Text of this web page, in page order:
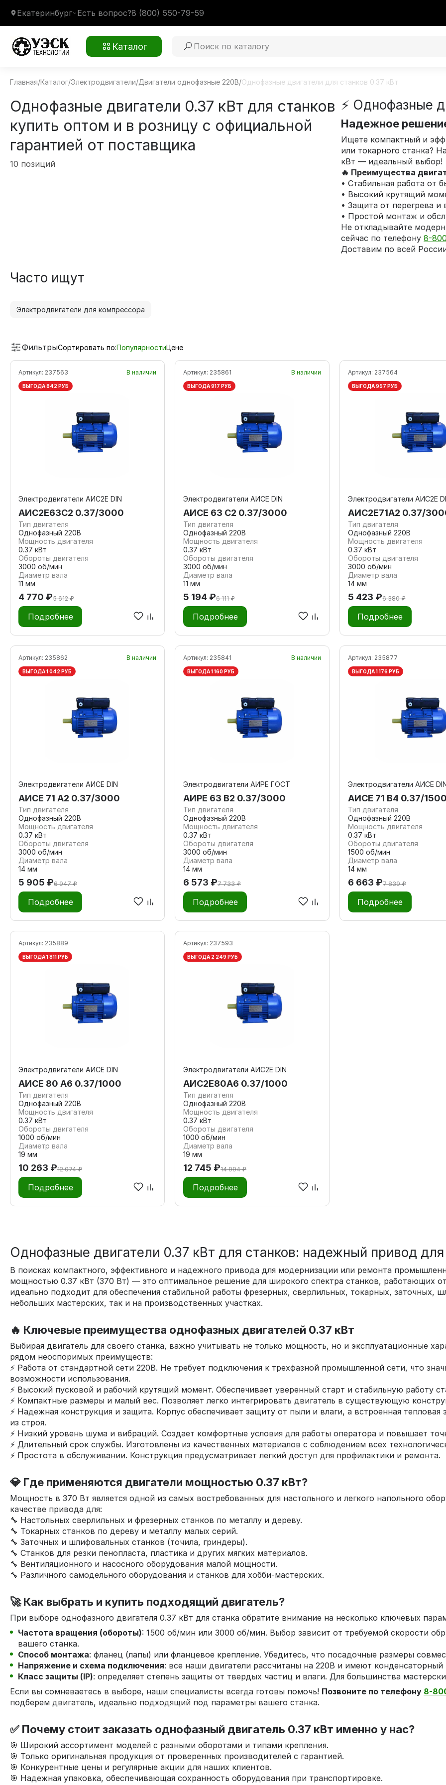
Екатеринбург Есть вопрос?8 (800) 550-79-59
Каталог
Главная/Каталог/Электродвигатели/Двигатели однофазные 220В/Однофазные двигатели для станков 0.37 кВт
Однофазные двигатели 0.37 кВт для станков
купить оптом и в розницу с официальной
гарантией от поставщика
10 позиций
⚡ Однофазные
Надежное
Ищете компактный и
или токарного станка?
кВт — идеальный выбор!
🔥 Преимущества
• Стабильная работа от
• Высокий крутящий
• Защита от перегрева и
• Простой монтаж и
Не откладывайте
сейчас по телефону8-
Доставим по всей
Часто ищут
Электродвигатели для компрессора
ФильтрыСортировать по:ПопулярностиЦене
Артикул: 237563 В наличии
ВЫГОДА 842 РУБ
Электродвигатели АИС2Е DIN
АИС2Е63С2 0.37/3000
Тип двигателя
Однофазный 220В
Мощность двигателя
0.37 кВт
Обороты двигателя
3000 об/мин
Диаметр вала
11 мм
4 770 ₽5 612 ₽
Подробнее
Артикул: 235861 В наличии
ВЫГОДА 917 РУБ
Электродвигатели АИСЕ DIN
АИСЕ 63 С2 0.37/3000
Тип двигателя
Однофазный 220В
Мощность двигателя
0.37 кВт
Обороты двигателя
3000 об/мин
Диаметр вала
11 мм
5 194 ₽6 111 ₽
Подробнее
Артикул: 237564
ВЫГОДА 957 РУБ
Электродвигатели АИС2Е
АИС2Е71А2 0.37/
Тип двигателя
Однофазный 220В
Мощность двигателя
0.37 кВт
Обороты двигателя
3000 об/мин
Диаметр вала
14 мм
5 423 ₽6 380 ₽
Подробнее
Артикул: 235862 В наличии
ВЫГОДА 1 042 РУБ
Электродвигатели АИСЕ DIN
АИСЕ 71 А2 0.37/3000
Тип двигателя
Однофазный 220В
Мощность двигателя
0.37 кВт
Обороты двигателя
3000 об/мин
Диаметр вала
14 мм
5 905 ₽6 947 ₽
Подробнее
Артикул: 235841 В наличии
ВЫГОДА 1 160 РУБ
Электродвигатели АИРЕ ГОСТ
АИРЕ 63 В2 0.37/3000
Тип двигателя
Однофазный 220В
Мощность двигателя
0.37 кВт
Обороты двигателя
3000 об/мин
Диаметр вала
14 мм
6 573 ₽7 733 ₽
Подробнее
Артикул: 235877
ВЫГОДА 1 176 РУБ
Электродвигатели АИСЕ
АИСЕ 71 В4 0.37/1500
Тип двигателя
Однофазный 220В
Мощность двигателя
0.37 кВт
Обороты двигателя
1500 об/мин
Диаметр вала
14 мм
6 663 ₽7 839 ₽
Подробнее
Артикул: 235889
ВЫГОДА 1 811 РУБ
Электродвигатели АИСЕ DIN
АИСЕ 80 А6 0.37/1000
Тип двигателя
Однофазный 220В
Мощность двигателя
0.37 кВт
Обороты двигателя
1000 об/мин
Диаметр вала
19 мм
10 263 ₽12 074 ₽
Подробнее
Артикул: 237593
ВЫГОДА 2 249 РУБ
Электродвигатели АИС2Е DIN
АИС2Е80А6 0.37/1000
Тип двигателя
Однофазный 220В
Мощность двигателя
0.37 кВт
Обороты двигателя
1000 об/мин
Диаметр вала
19 мм
12 745 ₽14 994 ₽
Подробнее
Однофазные двигатели 0.37 кВт для станков: надежный привод
В поисках компактного, эффективного и надежного привода для модернизации или ремонта
мощностью 0.37 кВт (370 Вт) — это оптимальное решение для широкого спектра станков, работающих
идеально подходит для обеспечения стабильной работы фрезерных, сверлильных, токарных, заточных,
небольших мастерских, так и на производственных участках.
🔥 Ключевые преимущества однофазных двигателей 0.37 кВт
Выбирая двигатель для своего станка, важно учитывать не только мощность, но и эксплуатационные
рядом неоспоримых преимуществ:
⚡ Работа от стандартной сети 220В. Не требует подключения к трехфазной промышленной сети, что
возможности использования.
⚡ Высокий пусковой и рабочий крутящий момент. Обеспечивает уверенный старт и стабильную работу
⚡ Компактные размеры и малый вес. Позволяет легко интегрировать двигатель в существующую
⚡ Надежная конструкция и защита. Корпус обеспечивает защиту от пыли и влаги, а встроенная
из строя.
⚡ Низкий уровень шума и вибраций. Создает комфортные условия для работы оператора и повышает
⚡ Длительный срок службы. Изготовлены из качественных материалов с соблюдением всех
⚡ Простота в обслуживании. Конструкция предусматривает легкий доступ для профилактики и ремонта.
💎 Где применяются двигатели мощностью 0.37 кВт?
Мощность в 370 Вт является одной из самых востребованных для настольного и легкого напольного
качестве привода для:
🔧 Настольных сверлильных и фрезерных станков по металлу и дереву.
🔧 Токарных станков по дереву и металлу малых серий.
🔧 Заточных и шлифовальных станков (точила, гриндеры).
🔧 Станков для резки пенопласта, пластика и других мягких материалов.
🔧 Вентиляционного и насосного оборудования малой мощности.
🔧 Различного самодельного оборудования и станков для хобби-мастерских.
🚀 Как выбрать и купить подходящий двигатель?
При выборе однофазного двигателя 0.37 кВт для станка обратите внимание на несколько ключевых
Частота вращения (обороты): 1500 об/мин или 3000 об/мин. Выбор зависит от требуемой скорости
вашего станка.
Способ монтажа: фланец (лапы) или фланцевое крепление. Убедитесь, что посадочные размеры
Напряжение и схема подключения: все наши двигатели рассчитаны на 220В и имеют
Класс защиты (IP): определяет степень защиты от твердых частиц и влаги. Для большинства
Если вы сомневаетесь в выборе, наши специалисты всегда готовы помочь! Позвоните по телефону 8-
подберем двигатель, идеально подходящий под параметры вашего станка.
✅ Почему стоит заказать однофазный двигатель 0.37 кВт именно у нас?
🎯 Широкий ассортимент моделей с разными оборотами и типами крепления.
🎯 Только оригинальная продукция от проверенных производителей с гарантией.
🎯 Конкурентные цены и регулярные акции для наших клиентов.
🎯 Надежная упаковка, обеспечивающая сохранность оборудования при транспортировке.